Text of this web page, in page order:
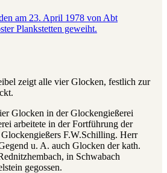
am 23. April 1978 von Abt
Plankstetten geweiht.
zeigt alle vier Glocken, festlich zur
Glocken in der Glockengießerei
arbeitete in der Fortführung der
F.W.Schilling. Herr
u. A. auch Glocken der kath.
in Schwabach
gegossen.